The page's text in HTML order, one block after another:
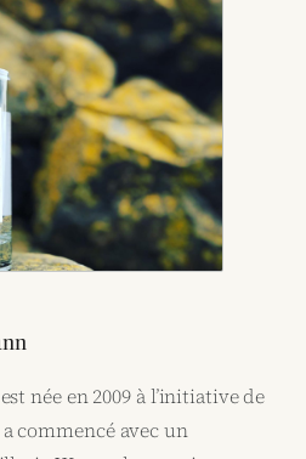
née en 2009 à l’initiative de
commencé avec un